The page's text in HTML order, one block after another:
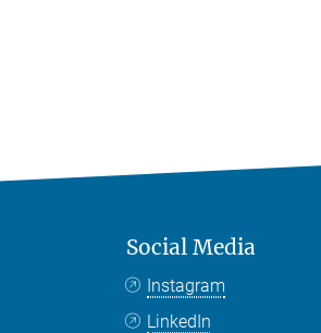
Social Media
Instagram
LinkedIn